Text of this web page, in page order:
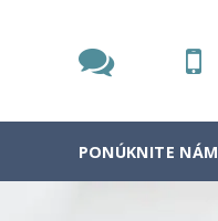
PONÚKNITE NÁM